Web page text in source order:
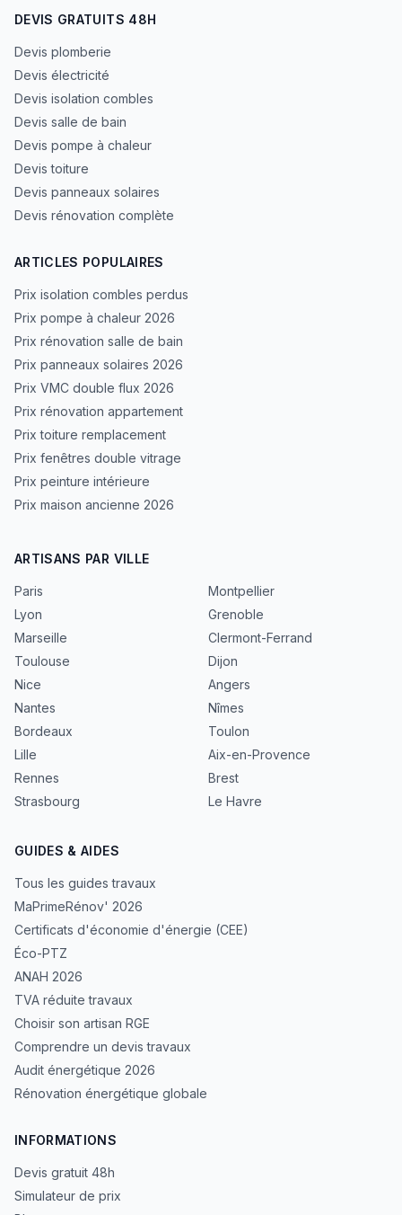
DEVIS GRATUITS 48H
Devis plomberie
Devis électricité
Devis isolation combles
Devis salle de bain
Devis pompe à chaleur
Devis toiture
Devis panneaux solaires
Devis rénovation complète
ARTICLES POPULAIRES
Prix isolation combles perdus
Prix pompe à chaleur 2026
Prix rénovation salle de bain
Prix panneaux solaires 2026
Prix VMC double flux 2026
Prix rénovation appartement
Prix toiture remplacement
Prix fenêtres double vitrage
Prix peinture intérieure
Prix maison ancienne 2026
ARTISANS PAR VILLE
Paris
Lyon
Marseille
Toulouse
Nice
Nantes
Bordeaux
Lille
Rennes
Strasbourg
Montpellier
Grenoble
Clermont-Ferrand
Dijon
Angers
Nîmes
Toulon
Aix-en-Provence
Brest
Le Havre
GUIDES & AIDES
Tous les guides travaux
MaPrimeRénov' 2026
Certificats d'économie d'énergie (CEE)
Éco-PTZ
ANAH 2026
TVA réduite travaux
Choisir son artisan RGE
Comprendre un devis travaux
Audit énergétique 2026
Rénovation énergétique globale
INFORMATIONS
Devis gratuit 48h
Simulateur de prix